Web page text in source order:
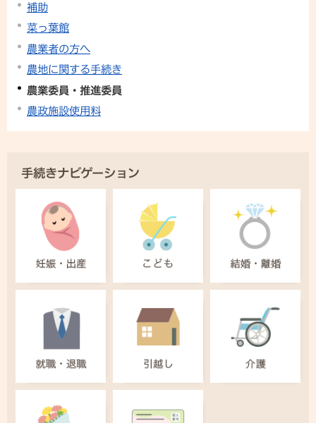
補助
菜っ葉館
農業者の方へ
農地に関する手続き
農業委員・推進委員
農政施設使用料
手続きナビゲーション